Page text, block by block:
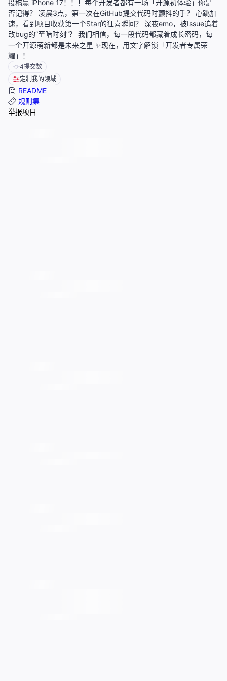
投稿赢 iPhone 17！！！每个开发者都有一场「开源初体验」你是
否记得？ 凌晨3点，第一次在GitHub提交代码时颤抖的手？ 心跳加
速，看到项目收获第一个Star的狂喜瞬间？ 深夜emo，被Issue追着
改bug的“至暗时刻”？ 我们相信，每一段代码都藏着成长密码，每
一个开源萌新都是未来之星 ✨现在，用文字解锁「开发者专属荣
耀」！
4提交数
定制我的领域
README
规则集
举报项目